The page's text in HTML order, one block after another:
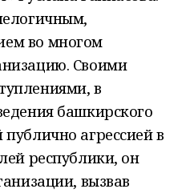
во многом
Своими
в
башкирского
агрессией в
республики, он
вызвав